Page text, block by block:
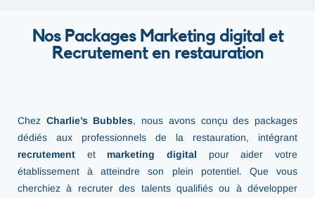
Nos Packages Marketing digital et
Recrutement en restauration
Chez Charlie’s Bubbles, nous avons conçu des packages
dédiés aux professionnels de la restauration, intégrant
recrutement et marketing digital pour aider votre
établissement à atteindre son plein potentiel. Que vous
cherchiez à recruter des talents qualifiés ou à développer